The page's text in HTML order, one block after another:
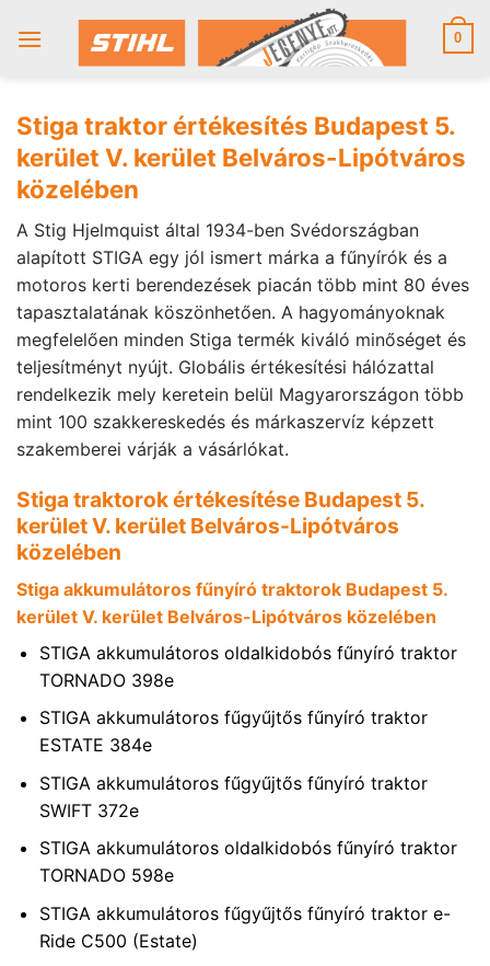
0
Stiga traktor értékesítés Budapest 5.
kerület V. kerület Belváros-Lipótváros
közelében
A Stig Hjelmquist által 1934-ben Svédországban
alapított STIGA egy jól ismert márka a fűnyírók és a
motoros kerti berendezések piacán több mint 80 éves
tapasztalatának köszönhetően. A hagyományoknak
megfelelően minden Stiga termék kiváló minőséget és
teljesítményt nyújt. Globális értékesítési hálózattal
rendelkezik mely keretein belül Magyarországon több
mint 100 szakkereskedés és márkaszervíz képzett
szakemberei várják a vásárlókat.
Stiga traktorok értékesítése Budapest 5.
kerület V. kerület Belváros-Lipótváros
közelében
Stiga akkumulátoros fűnyíró traktorok Budapest 5.
kerület V. kerület Belváros-Lipótváros közelében
STIGA akkumulátoros oldalkidobós fűnyíró traktor
TORNADO 398e
STIGA akkumulátoros fűgyűjtős fűnyíró traktor
ESTATE 384e
STIGA akkumulátoros fűgyűjtős fűnyíró traktor
SWIFT 372e
STIGA akkumulátoros oldalkidobós fűnyíró traktor
TORNADO 598e
STIGA akkumulátoros fűgyűjtős fűnyíró traktor e-
Ride C500 (Estate)